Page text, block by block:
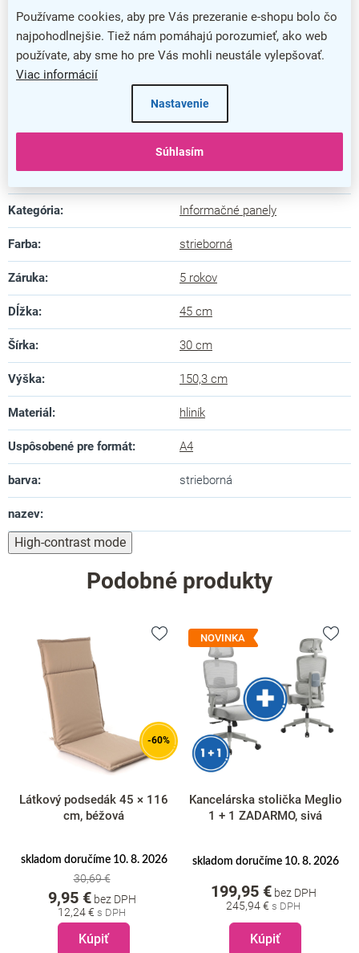
Používame cookies, aby pre Vás prezeranie e-shopu bolo čo
najpohodlnejšie. Tiež nám pomáhajú porozumieť, ako web
používate, aby sme ho pre Vás mohli neustále vylepšovať.
Viac informácií
Nastavenie
Súhlasím
Dodatočné parametre
Kategória: Informačné panely
Farba: strieborná
Záruka: 5 rokov
Dĺžka: 45 cm
Šírka: 30 cm
Výška: 150,3 cm
Materiál : hliník
Uspôsobené pre formát: A4
barva: strieborná
nazev:
High-contrast mode
Podobné produkty
-60%
Látkový podsedák 45 × 116
cm, béžová
skladom doručíme 10. 8. 2026
30,69 €
12,24 €
9,95 €bez DPH
Kúpiť
NOVINKA
Kancelárska stolička Meglio
1 + 1 ZADARMO, sivá
skladom doručíme 10. 8. 2026
245,94 €
199,95 €bez DPH
Kúpiť